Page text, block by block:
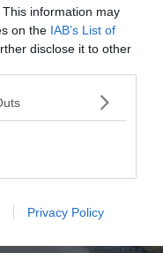
This information may
on the IAB’s List of
disclose it to other
Privacy Policy